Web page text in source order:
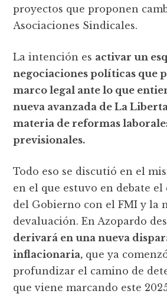
proyectos que proponen
Asociaciones Sindicales.
La intención es activar un
negociaciones políticas que
marco legal ante lo que
nueva avanzada de La
materia de reformas
previsionales.
Todo eso se discutió en el
en el que estuvo en debate
del Gobierno con el FMI y la
devaluación. En Azopardo
derivará en una nueva
inflacionaria, que ya
profundizar el camino de
que viene marcando este